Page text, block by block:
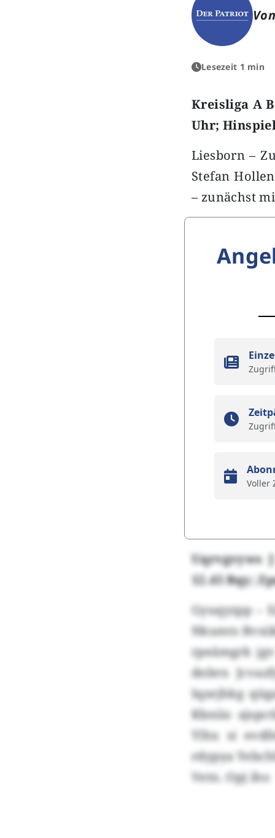
Lesezeit 1 min
Kreisliga A
Uhr;
Liesborn –
Stefan
– zunächst
Voller
Uqrvgvyws
12.45 Bqy;
Gyuqyzpp –
Nkumts
rpeämgrk
dnbrn
Iqzejhkg
Kbniio
Ylhx si
rdypya
Vetn. Opj iho